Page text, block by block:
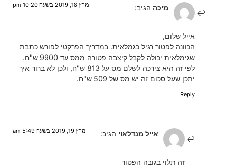
מיכה הגיב: מרץ 18, 2019 בשעה 10:20 pm
אייל שלום,
הכוונה לפטור רגיל כגמלאית. במדריך הפרקטי לפורש כתבת
שגימלאית יכולה לקבל קיצבה פטורה ממס עד 9900 ש"ח.
לפי זה היא צירכה לשלם מס על 813 ש"ח, ולכן לא ברור איך
יתכן שעל סכום זה יש מס של 509 ש"ח.
Reply
אייל מנדלאוי הגיב: מרץ 19, 2019 בשעה 5:49 am
זה תלוי בגובה הפטור